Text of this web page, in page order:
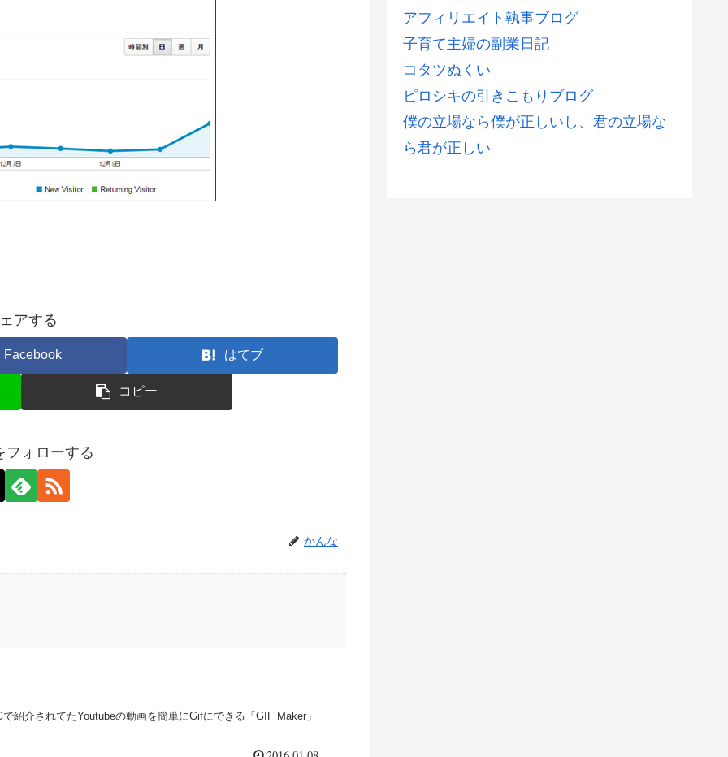
アする
Facebook はてブ
コピー
フォローする
かんな
紹介されてたYoutubeの動画を簡単にGifにできる「GIF Maker」
アフィリエイト執事ブログ
子育て主婦の副業日記
コタツぬくい
ピロシキの引きこもりブログ
僕の立場なら僕が正しいし、君の立場な
ら君が正しい